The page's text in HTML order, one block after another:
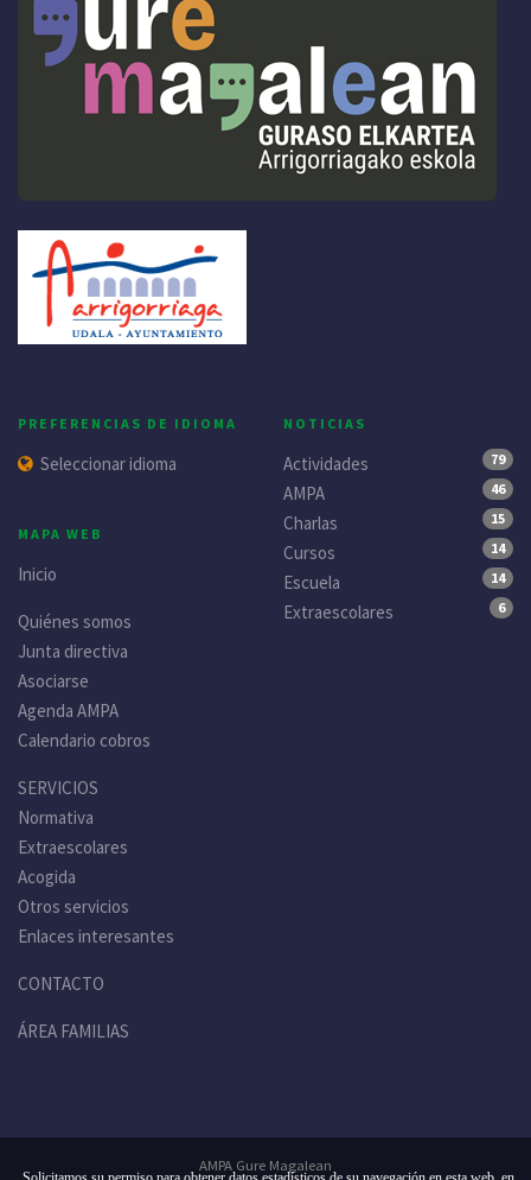
PREFERENCIAS DE IDIOMA
Seleccionar idioma
MAPA WEB
Inicio
Quiénes somos
Junta directiva
Asociarse
Agenda AMPA
Calendario cobros
SERVICIOS
Normativa
Extraescolares
Acogida
Otros servicios
Enlaces interesantes
CONTACTO
ÁREA FAMILIAS
NOTICIAS
Actividades 79
AMPA 46
Charlas 15
Cursos 14
Escuela 14
Extraescolares 6
AMPA Gure Magalean